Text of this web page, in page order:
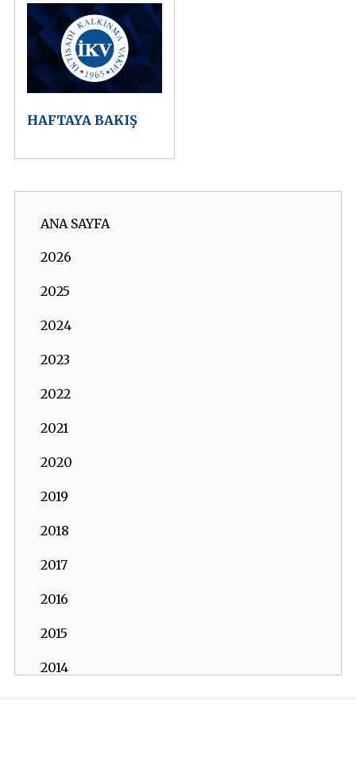
HAFTAYA BAKIŞ
ANA SAYFA
2026
2025
2024
2023
2022
2021
2020
2019
2018
2017
2016
2015
2014